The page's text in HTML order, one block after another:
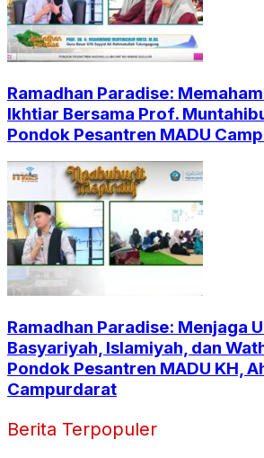
Ramadhan Paradise:
Ikhtiar Bersama Prof.
Pondok Pesantren MADU
Ramadhan Paradise: Menjaga
Basyariyah, Islamiyah, dan
Pondok Pesantren MADU KH,
Campurdarat
Berita Terpopuler